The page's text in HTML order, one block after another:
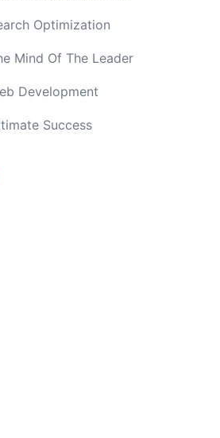
Optimization
Mind Of The Leader
Development
Success